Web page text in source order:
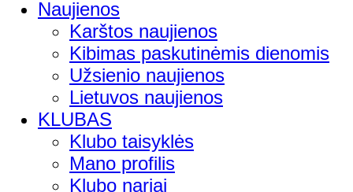
Naujienos
Karštos naujienos
Kibimas paskutinėmis dienomis
Užsienio naujienos
Lietuvos naujienos
KLUBAS
Klubo taisyklės
Mano profilis
Klubo nariai